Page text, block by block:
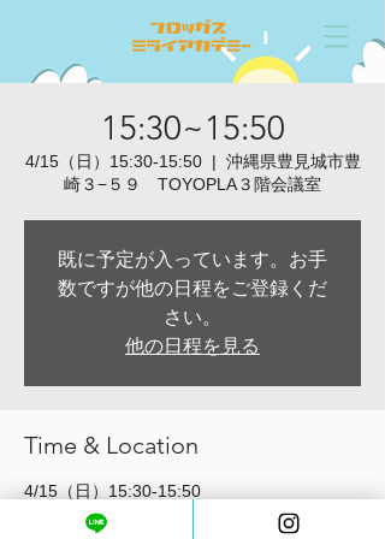
15:30~15:50
4/15（日）15:30-15:50
  |
沖縄県豊見城市豊
崎３−５９ TOYOPLA３階会議室
既に予定が入っています。お手
数ですが他の日程をご登録くだ
さい。
他の日程を見る
Time & Location
4/15（日）15:30-15:50
沖縄県豊見城市豊崎３−５９ TOYOPLA３